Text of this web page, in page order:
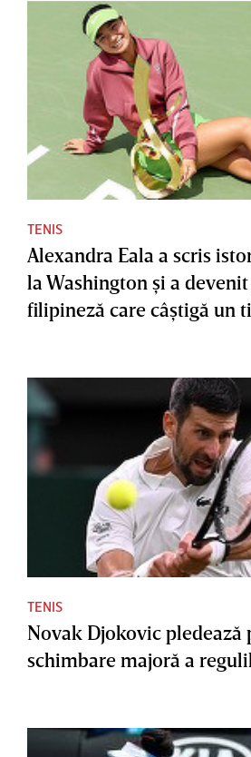
TENIS
Alexandra Eala a scris
la Washington şi a
filipineză care câştigă un
TENIS
Novak Djokovic pledează
schimbare majoră a